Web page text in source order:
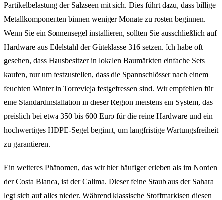
Partikelbelastung der Salzseen mit sich. Dies führt dazu, dass billige
Metallkomponenten binnen weniger Monate zu rosten beginnen.
Wenn Sie ein Sonnensegel installieren, sollten Sie ausschließlich auf
Hardware aus Edelstahl der Güteklasse 316 setzen. Ich habe oft
gesehen, dass Hausbesitzer in lokalen Baumärkten einfache Sets
kaufen, nur um festzustellen, dass die Spannschlösser nach einem
feuchten Winter in Torrevieja festgefressen sind. Wir empfehlen für
eine Standardinstallation in dieser Region meistens ein System, das
preislich bei etwa 350 bis 600 Euro für die reine Hardware und ein
hochwertiges HDPE-Segel beginnt, um langfristige Wartungsfreiheit
zu garantieren.
Ein weiteres Phänomen, das wir hier häufiger erleben als im Norden
der Costa Blanca, ist der Calima. Dieser feine Staub aus der Sahara
legt sich auf alles nieder. Während klassische Stoffmarkisen diesen